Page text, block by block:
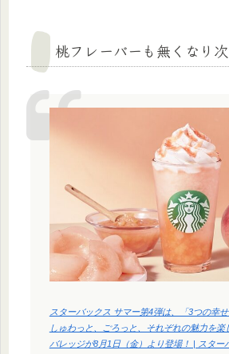
桃フレーバーも無くなり
スターバックス サマー第4弾は、「3つの幸せ
しゅわっと、ごろっと、それぞれの魅力を楽
バレッジが8月1日（金）より登場！ | スター